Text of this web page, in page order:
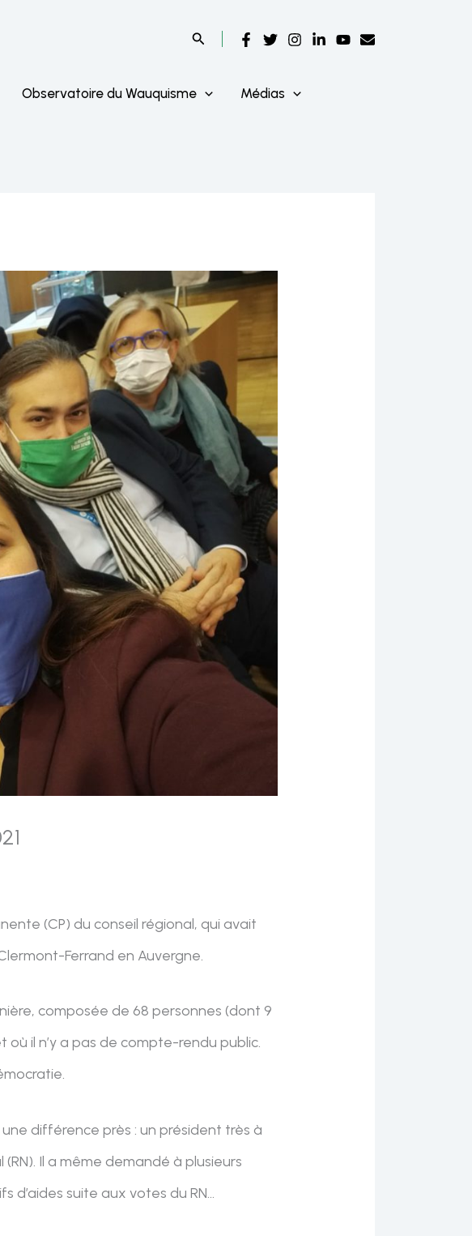
Observatoire du Wauquisme
Médias
(CP) du conseil régional, qui avait
Ferrand en Auvergne.
composée de 68 personnes (dont 9
où il n’y a pas de compte-rendu public.
différence près : un président très à
Il a même demandé à plusieurs
d’aides suite aux votes du RN…